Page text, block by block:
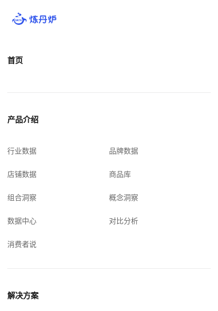
首页
产品介绍
行业数据 品牌数据
店铺数据 商品库
组合洞察 概念洞察
数据中心 对比分析
消费者说
解决方案